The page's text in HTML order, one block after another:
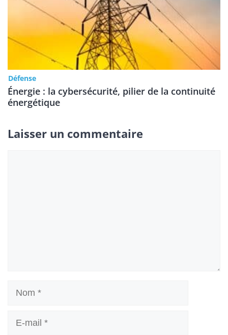
Défense
Énergie : la cybersécurité, pilier de la continuité
énergétique
Laisser un commentaire